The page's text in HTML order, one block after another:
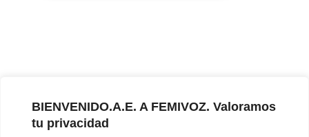
BIENVENIDO.A.E. A FEMIVOZ. Valoramos
tu privacidad